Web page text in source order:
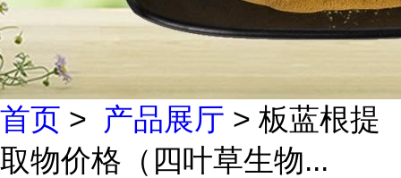
首页 > 产品展厅 > 板蓝根提
取物价格（四叶草生物...